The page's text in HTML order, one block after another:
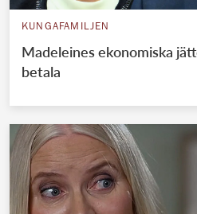
KUNGAFAMILJEN
Madeleines ekonomiska
betala